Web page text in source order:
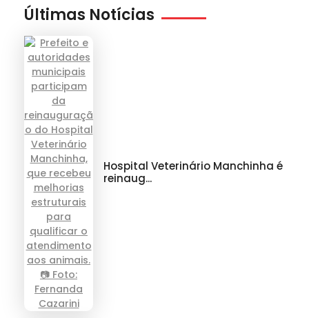
Últimas Notícias
Hospital Veterinário Manchinha é
reinaug...